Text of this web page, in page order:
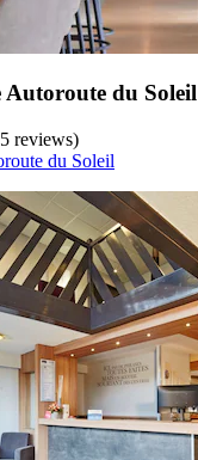
du Soleil
reviews)
du Soleil